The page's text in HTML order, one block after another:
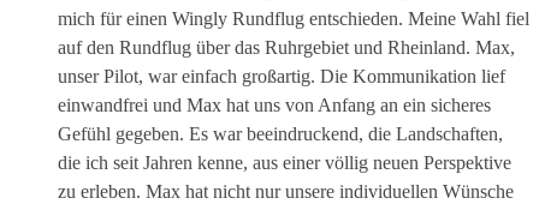
mich für einen Wingly Rundflug entschieden. Meine Wahl fiel
auf den Rundflug über das Ruhrgebiet und Rheinland. Max,
unser Pilot, war einfach großartig. Die Kommunikation lief
einwandfrei und Max hat uns von Anfang an ein sicheres
Gefühl gegeben. Es war beeindruckend, die Landschaften,
die ich seit Jahren kenne, aus einer völlig neuen Perspektive
zu erleben. Max hat nicht nur unsere individuellen Wünsche